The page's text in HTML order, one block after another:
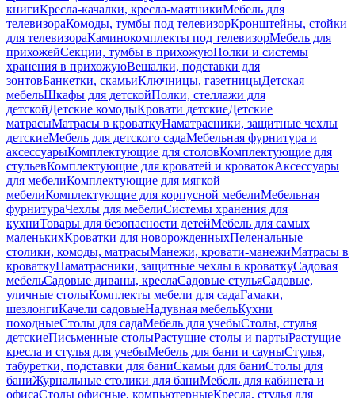
книгиКресла-качалки, кресла-маятникиМебель для
телевизораКомоды, тумбы под телевизорКронштейны, стойки
для телевизораКаминокомплекты под телевизорМебель для
прихожейСекции, тумбы в прихожуюПолки и системы
хранения в прихожуюВешалки, подставки для
зонтовБанкетки, скамьиКлючницы, газетницыДетская
мебельШкафы для детскойПолки, стеллажи для
детскойДетские комодыКровати детскиеДетские
матрасыМатрасы в кроваткуНаматрасники, защитные чехлы
детскиеМебель для детского садаМебельная фурнитура и
аксессуарыКомплектующие для столовКомплектующие для
стульевКомплектующие для кроватей и кроватокАксессуары
для мебелиКомплектующие для мягкой
мебелиКомплектующие для корпусной мебелиМебельная
фурнитураЧехлы для мебелиСистемы хранения для
кухниТовары для безопасности детейМебель для самых
маленькихКроватки для новорожденныхПеленальные
столики, комоды, матрасыМанежи, кровати-манежиМатрасы в
кроваткуНаматрасники, защитные чехлы в кроваткуСадовая
мебельСадовые диваны, креслаСадовые стульяСадовые,
уличные столыКомплекты мебели для садаГамаки,
шезлонгиКачели садовыеНадувная мебельКухни
походныеСтолы для садаМебель для учебыСтолы, стулья
детскиеПисьменные столыРастущие столы и партыРастущие
кресла и стулья для учебыМебель для бани и сауныСтулья,
табуретки, подставки для баниСкамьи для баниСтолы для
баниЖурнальные столики для баниМебель для кабинета и
офисаСтолы офисные, компьютерныеКресла, стулья для